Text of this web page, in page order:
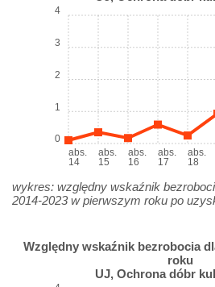
abs.
14
abs.
15
abs.
16
abs.
17
abs.
18
0
1
2
3
4
wykres: względny wskaźnik
2014-2023 w pierwszym roku po
Względny wskaźnik bezrobocia
roku
UJ, Ochrona dóbr